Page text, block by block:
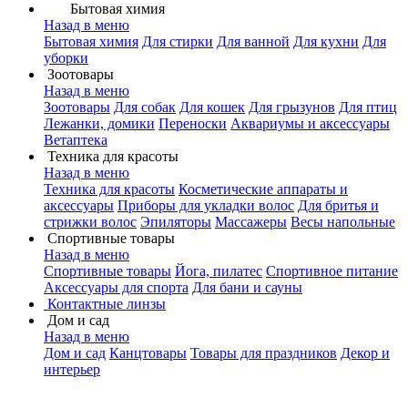
Бытовая химия
Назад в меню
Бытовая химия Для стирки Для ванной Для кухни Для
уборки
Зоотовары
Назад в меню
Зоотовары Для собак Для кошек Для грызунов Для птиц
Лежанки, домики Переноски Аквариумы и аксессуары
Ветаптека
Техника для красоты
Назад в меню
Техника для красоты Косметические аппараты и
аксессуары Приборы для укладки волос Для бритья и
стрижки волос Эпиляторы Массажеры Весы напольные
Спортивные товары
Назад в меню
Спортивные товары Йога, пилатес Спортивное питание
Аксессуары для спорта Для бани и сауны
Контактные линзы
Дом и сад
Назад в меню
Дом и сад Канцтовары Товары для праздников Декор и
интерьер